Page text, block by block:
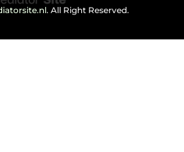
. All Right Reserved.